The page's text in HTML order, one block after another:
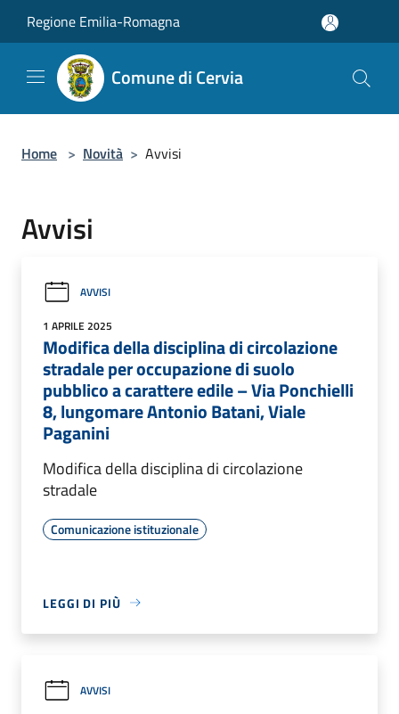
Regione Emilia-Romagna
Comune di Cervia
Home > Novità > Avvisi
Avvisi
AVVISI
1 APRILE 2025
Modifica della disciplina di circolazione
stradale per occupazione di suolo
pubblico a carattere edile – Via Ponchielli
8, lungomare Antonio Batani, Viale
Paganini
Modifica della disciplina di circolazione
stradale
Comunicazione istituzionale
LEGGI DI PIÙ
AVVISI